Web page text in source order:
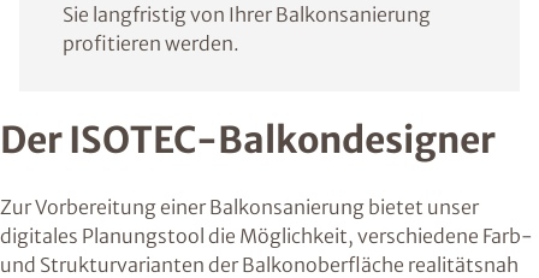
Sie langfristig von Ihrer Balkonsanierung
profitieren werden.
Der ISOTEC-Balkondesigner
Zur Vorbereitung einer Balkonsanierung bietet unser
digitales Planungstool die Möglichkeit, verschiedene Farb-
und Strukturvarianten der Balkonoberfläche realitätsnah